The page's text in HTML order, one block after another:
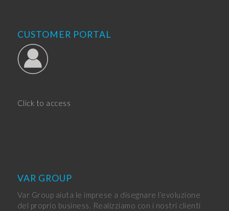
CUSTOMER PORTAL
Click to access
VAR GROUP
Var Group aiuta le imprese a disegnare l’evoluzione
del proprio business. Realizziamo con i nostri clienti